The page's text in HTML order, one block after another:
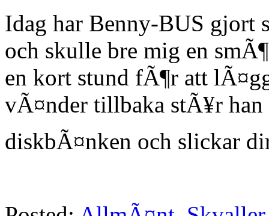
Idag har Benny-BUS gjort
och skulle bre mig en
en kort stund fÃ¶r att
vÃ¤nder tillbaka stÃ¥r han
diskbÃ¤nken och slickar